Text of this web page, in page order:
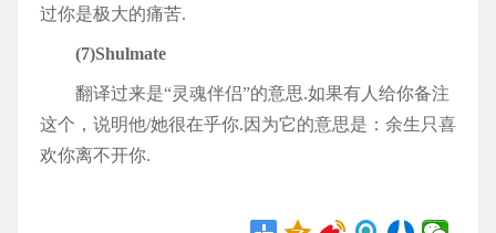
过你是极大的痛苦.
(7)Shulmate
翻译过来是“灵魂伴侣”的意思.如果有人给你备注
这个，说明他/她很在乎你.因为它的意思是：余生只喜
欢你离不开你.